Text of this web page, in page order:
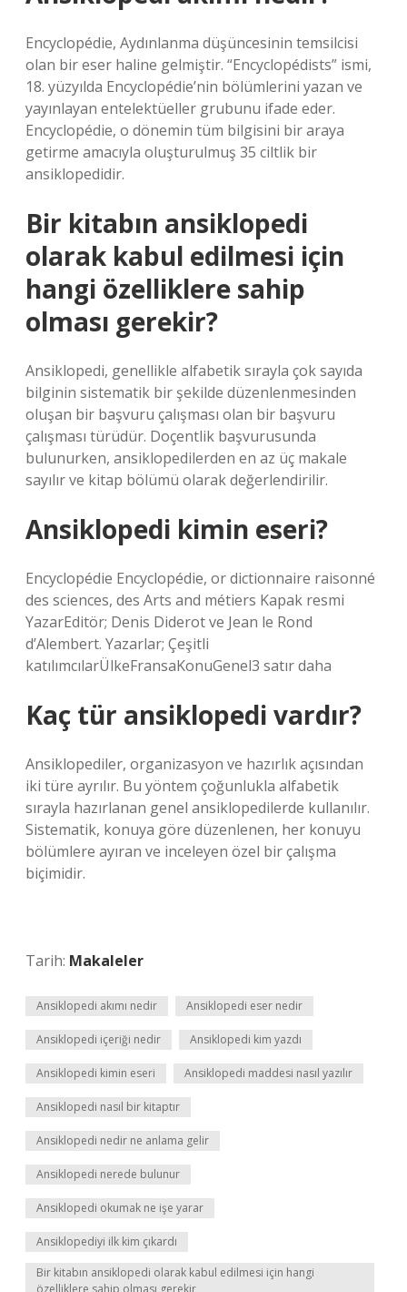
Encyclopédie, Aydınlanma düşüncesinin temsilcisi
olan bir eser haline gelmiştir. “Encyclopédists” ismi,
18. yüzyılda Encyclopédie’nin bölümlerini yazan ve
yayınlayan entelektüeller grubunu ifade eder.
Encyclopédie, o dönemin tüm bilgisini bir araya
getirme amacıyla oluşturulmuş 35 ciltlik bir
ansiklopedidir.
Bir kitabın ansiklopedi
olarak kabul edilmesi için
hangi özelliklere sahip
olması gerekir?
Ansiklopedi, genellikle alfabetik sırayla çok sayıda
bilginin sistematik bir şekilde düzenlenmesinden
oluşan bir başvuru çalışması olan bir başvuru
çalışması türüdür. Doçentlik başvurusunda
bulunurken, ansiklopedilerden en az üç makale
sayılır ve kitap bölümü olarak değerlendirilir.
Ansiklopedi kimin eseri?
Encyclopédie Encyclopédie, or dictionnaire raisonné
des sciences, des Arts and métiers Kapak resmi
YazarEditör; Denis Diderot ve Jean le Rond
d’Alembert. Yazarlar; Çeşitli
katılımcılarÜlkeFransaKonuGenel3 satır daha
Kaç tür ansiklopedi vardır?
Ansiklopediler, organizasyon ve hazırlık açısından
iki türe ayrılır. Bu yöntem çoğunlukla alfabetik
sırayla hazırlanan genel ansiklopedilerde kullanılır.
Sistematik, konuya göre düzenlenen, her konuyu
bölümlere ayıran ve inceleyen özel bir çalışma
biçimidir.
Tarih: Makaleler
Ansiklopedi akımı nedir Ansiklopedi eser nedir
Ansiklopedi içeriği nedir Ansiklopedi kim yazdı
Ansiklopedi kimin eseri Ansiklopedi maddesi nasıl yazılır
Ansiklopedi nasıl bir kitaptır
Ansiklopedi nedir ne anlama gelir
Ansiklopedi nerede bulunur
Ansiklopedi okumak ne işe yarar
Ansiklopediyi ilk kim çıkardı
Bir kitabın ansiklopedi olarak kabul edilmesi için hangi
özelliklere sahip olması gerekir